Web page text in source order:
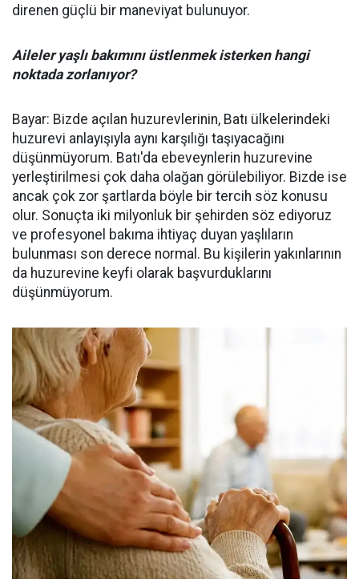
direnen güçlü bir maneviyat bulunuyor.
Aileler yaşlı bakımını üstlenmek isterken hangi
noktada zorlanıyor?
Bayar: Bizde açılan huzurevlerinin, Batı ülkelerindeki
huzurevi anlayışıyla aynı karşılığı taşıyacağını
düşünmüyorum. Batı'da ebeveynlerin huzurevine
yerleştirilmesi çok daha olağan görülebiliyor. Bizde ise
ancak çok zor şartlarda böyle bir tercih söz konusu
olur. Sonuçta iki milyonluk bir şehirden söz ediyoruz
ve profesyonel bakıma ihtiyaç duyan yaşlıların
bulunması son derece normal. Bu kişilerin yakınlarının
da huzurevine keyfi olarak başvurduklarını
düşünmüyorum.